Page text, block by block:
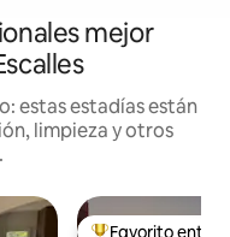
mejor
estas estadías están
limpieza y otros
Favorito entre